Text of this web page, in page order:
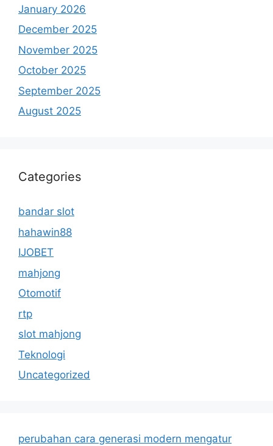
January 2026
December 2025
November 2025
October 2025
September 2025
August 2025
Categories
bandar slot
hahawin88
IJOBET
mahjong
Otomotif
rtp
slot mahjong
Teknologi
Uncategorized
perubahan cara generasi modern mengatur